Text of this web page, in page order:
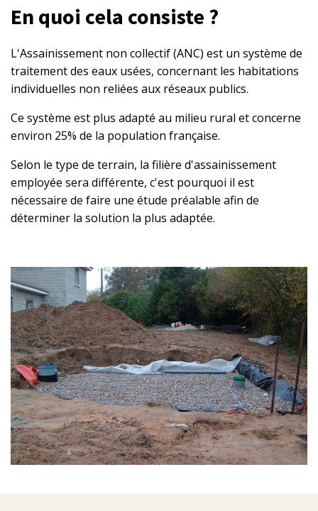
En quoi cela consiste ?
L'Assainissement non collectif (ANC) est un système de
traitement des eaux usées, concernant les habitations
individuelles non reliées aux réseaux publics.
Ce système est plus adapté au milieu rural et concerne
environ 25% de la population française.
Selon le type de terrain, la filière d'assainissement
employée sera différente, c'est pourquoi il est
nécessaire de faire une étude préalable afin de
déterminer la solution la plus adaptée.